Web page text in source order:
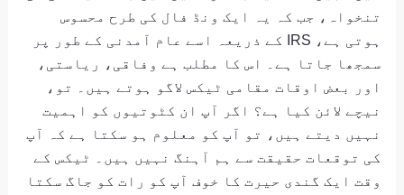
تنخواہ، جب کہ یہ ایک ونڈ فال کی طرح محسوس
ہوتی ہے، IRS کے ذریعہ اسے عام آمدنی کے طور پر
سمجھا جاتا ہے۔ اس کا مطلب ہے وفاقی، ریاستی،
اور بعض اوقات مقامی ٹیکس لاگو ہوتے ہیں۔ تو،
نیچے لائن کیا ہے؟ اگر آپ ان کٹوتیوں کو اہمیت
نہیں دیتے ہیں، تو آپ کو معلوم ہو سکتا ہے کہ آپ
کی توقعات حقیقت سے ہم آہنگ نہیں ہیں۔ ٹیکس کے
وقت ایک گندی حیرت کا خوف آپ کو رات کو جاگ سکتا